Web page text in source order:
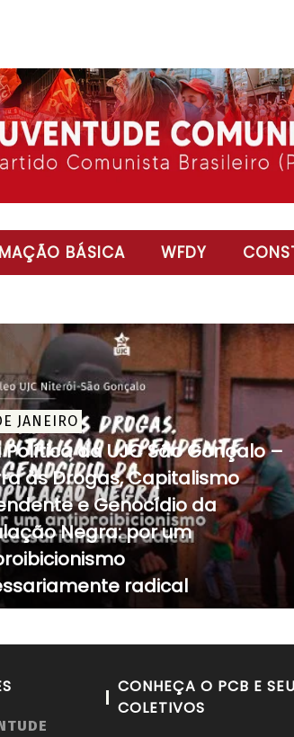
BÁSICA WFDY
JANEIRO
da UJC São Gonçalo –
às Drogas, Capitalismo
e Genocídio da
Negra: por um
radical
CONHEÇA O PCB E
COLETIVOS